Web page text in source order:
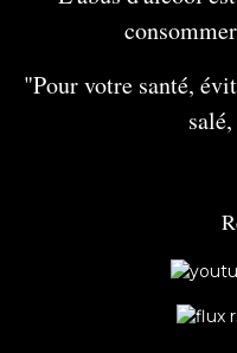
"Pour votre santé,